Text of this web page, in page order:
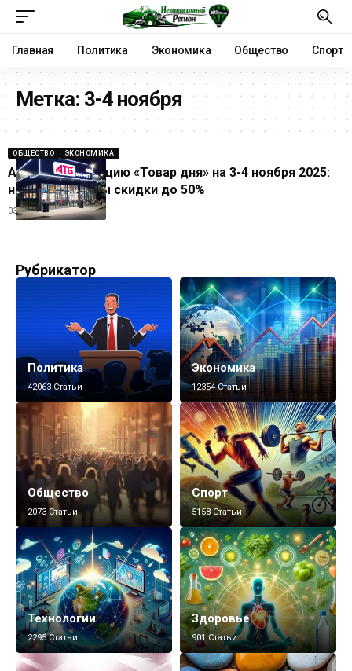
Главная Политика Экономика Общество Спорт
Метка: 3-4 ноября
ОБЩЕСТВО ЭКОНОМИКА
АТБ объявил акцию «Товар дня» на 3-4 ноября 2025:
на какие товары скидки до 50%
03.11.2025
Рубрикатор
Политика
42063 Статьи
Экономика
12354 Статьи
Общество
2073 Статьи
Спорт
5158 Статьи
Технологии
2295 Статьи
Здоровье
901 Статьи